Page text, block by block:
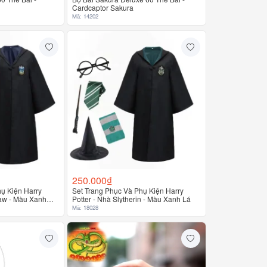
Cardcaptor Sakura
Mã: 14202
Kiện Harry
- Màu Xanh
250.000₫
Set Trang Phục Và Phụ Kiện Harry
Potter - Nhà Slytherin - Màu Xanh Lá
Mã: 18028